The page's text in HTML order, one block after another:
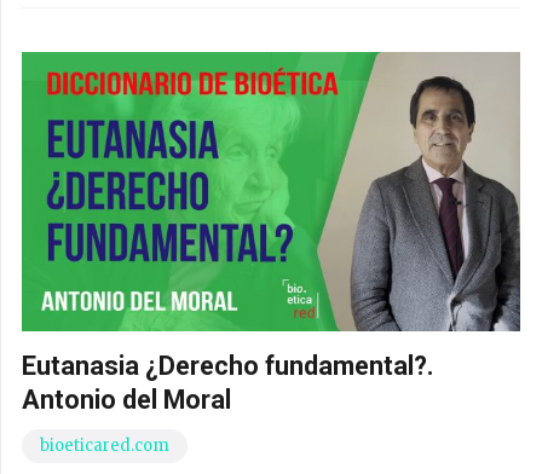
Eutanasia ¿Derecho fundamental?.
Antonio del Moral
bioeticared.com